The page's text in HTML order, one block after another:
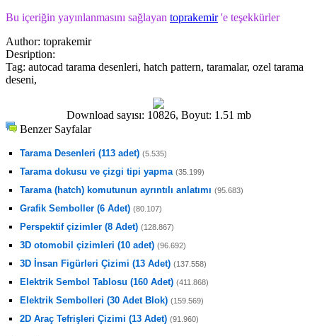
Bu içeriğin yayınlanmasını sağlayan toprakemir'e teşekkürler
Author: toprakemir
Desription:
Tag: autocad tarama desenleri, hatch pattern, taramalar, ozel tarama
deseni,
Download sayısı: 10826, Boyut: 1.51 mb
Benzer Sayfalar
Tarama Desenleri (113 adet) (5.535)
Tarama dokusu ve çizgi tipi yapma (35.199)
Tarama (hatch) komutunun ayrıntılı anlatımı (95.683)
Grafik Semboller (6 Adet) (80.107)
Perspektif çizimler (8 Adet) (128.867)
3D otomobil çizimleri (10 adet) (96.692)
3D İnsan Figürleri Çizimi (13 Adet) (137.558)
Elektrik Sembol Tablosu (160 Adet) (411.868)
Elektrik Sembolleri (30 Adet Blok) (159.569)
2D Araç Tefrişleri Çizimi (13 Adet) (91.960)